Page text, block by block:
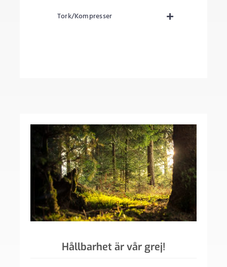
Tork/Kompresser
Hållbarhet är vår grej!